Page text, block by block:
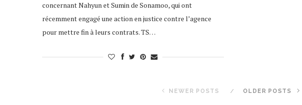
concernant Nahyun et Sumin de Sonamoo, qui ont
récemment engagé une action en justice contre l’agence
pour mettre fin à leurs contrats. TS…
NEWER POSTS OLDER POSTS